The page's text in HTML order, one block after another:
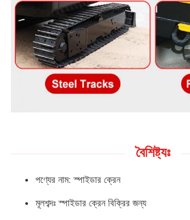
বৈশিষ্ট্যঃ
পণ্যের নাম: স্পাইডার ক্রেন
মূলশব্দঃ স্পাইডার ক্রেন বিক্রির জন্য